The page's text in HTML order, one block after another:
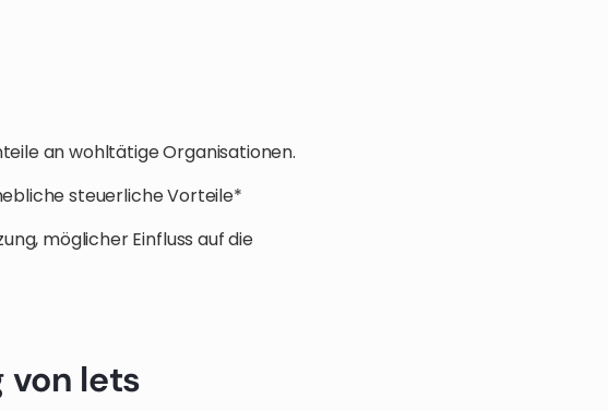
an wohltätige Organisationen.
steuerliche Vorteile*
möglicher Einfluss auf die
von lets